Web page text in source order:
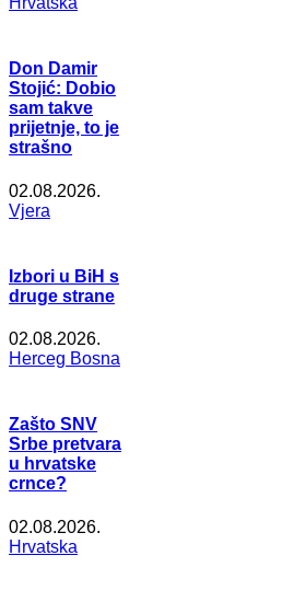
Don Damir
Stojić: Dobio
sam takve
prijetnje, to je
strašno
02.08.2026.
Vjera
Izbori u BiH s
druge strane
02.08.2026.
Herceg Bosna
Zašto SNV
Srbe pretvara
u hrvatske
crnce?
02.08.2026.
Hrvatska